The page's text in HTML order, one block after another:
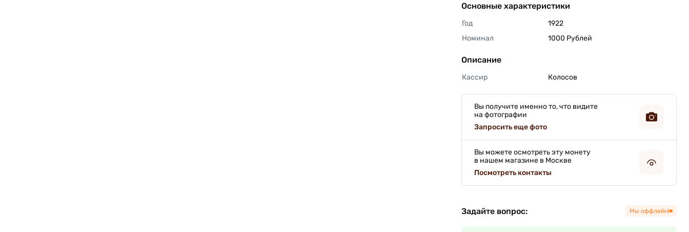
Основные характеристики
Год
1922
Номинал
1000 Рублей
Описание
Кассир Колосов
Вы получите именно то, что видите
на фотографии
Запросить еще фото
Вы можете осмотреть эту монету
в нашем магазине в Москве
Посмотреть контакты
Задайте вопрос: Мы оффлайн!